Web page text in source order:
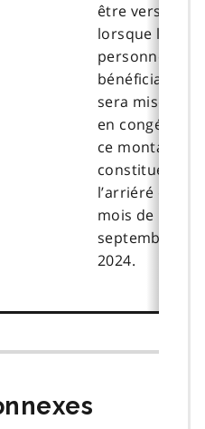
être versé
lorsque la
personne
bénéficiaire
sera mise
en congé;
ce montant
constitue
l’arriéré du
mois de
septembre
2024.